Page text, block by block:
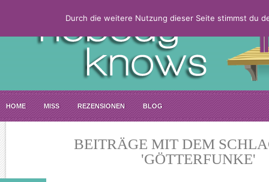
HOME MISS REZENSIONEN BLOG
BEITRÄGE MIT DEM
'GÖTTERFUNKE'
Durch die weitere Nutzung dieser Seite stimmst du